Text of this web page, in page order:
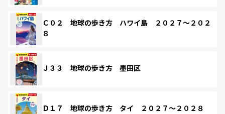
Ｃ０２ 地球の歩き方 ハワイ島 ２０２７～２０２
８
Ｊ３３ 地球の歩き方 墨田区
Ｄ１７ 地球の歩き方 タイ ２０２７～２０２８